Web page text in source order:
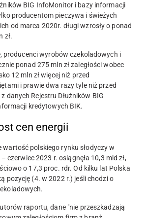
BIG InfoMonitor i bazy informacji
producentom pieczywa i świeżych
od marca 2020r. długi wzrosły o ponad
zł.
producenci wyrobów czekoladowych i
ponad 275 mln zł zaległości wobec
12 mln zł więcej niż przed
i prawie dwa razy tyle niż przed
danych Rejestru Dłużników BIG
kredytowych BIK.
cen energii
wartość polskiego rynku słodyczy w
czerwiec 2023 r. osiągnęła 10,3 mld zł,
o 17,3 proc. rdr. Od kilku lat Polska
pozycję (4. w 2022 r.) jeśli chodzi o
raportu, dane "nie przeszkadzają